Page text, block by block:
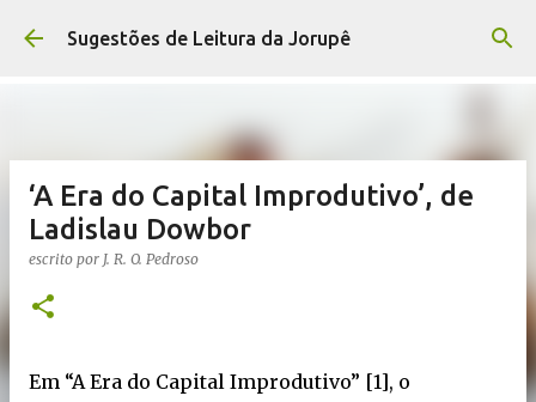
Pular para o conteúdo principal
Sugestões de Leitura da Jorupê
‘A Era do Capital Improdutivo’, de
Ladislau Dowbor
escrito por J. R. O. Pedroso
Em “A Era do Capital Improdutivo” [1], o